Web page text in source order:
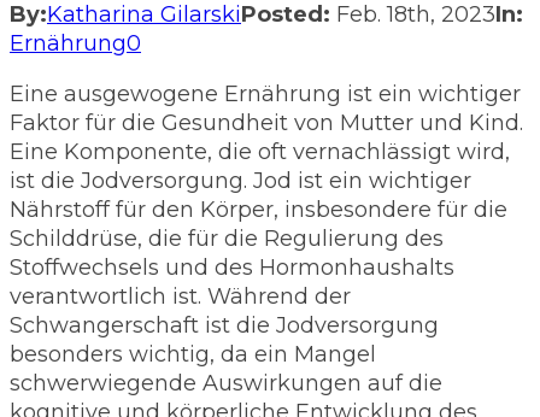
By:Katharina GilarskiPosted: Feb. 18th, 2023In:
Ernährung0
Eine ausgewogene Ernährung ist ein wichtiger
Faktor für die Gesundheit von Mutter und Kind.
Eine Komponente, die oft vernachlässigt wird,
ist die Jodversorgung. Jod ist ein wichtiger
Nährstoff für den Körper, insbesondere für die
Schilddrüse, die für die Regulierung des
Stoffwechsels und des Hormonhaushalts
verantwortlich ist. Während der
Schwangerschaft ist die Jodversorgung
besonders wichtig, da ein Mangel
schwerwiegende Auswirkungen auf die